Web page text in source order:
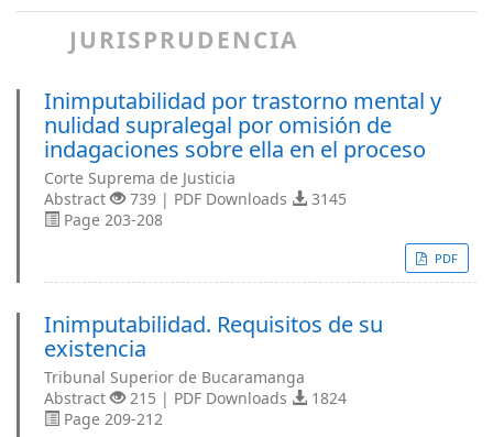
JURISPRUDENCIA
Inimputabilidad por trastorno mental y
nulidad supralegal por omisión de
indagaciones sobre ella en el proceso
Corte Suprema de Justicia
Abstract
739 | PDF Downloads
3145
Page 203-208
PDF
Inimputabilidad. Requisitos de su
existencia
Tribunal Superior de Bucaramanga
Abstract
215 | PDF Downloads
1824
Page 209-212